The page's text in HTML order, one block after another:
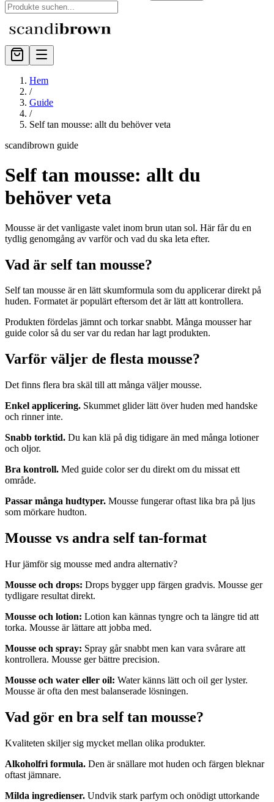
Hem
/
Guide
/
Self tan mousse: allt du behöver veta
scandibrown guide
Self tan mousse: allt du
behöver veta
Mousse är det vanligaste valet inom brun utan sol. Här får du en
tydlig genomgång av varför och vad du ska leta efter.
Vad är self tan mousse?
Self tan mousse är en lätt skumformula som du applicerar direkt på
huden. Formatet är populärt eftersom det är lätt att kontrollera.
Produkten fördelas jämnt och torkar snabbt. Många mousser har
guide color så du ser var du redan har lagt produkten.
Varför väljer de flesta mousse?
Det finns flera bra skäl till att många väljer mousse.
Enkel applicering. Skummet glider lätt över huden med handske
och rinner inte.
Snabb torktid. Du kan klä på dig tidigare än med många lotioner
och oljor.
Bra kontroll. Med guide color ser du direkt om du missat ett
område.
Passar många hudtyper. Mousse fungerar oftast lika bra på ljus
som mörkare hudton.
Mousse vs andra self tan-format
Hur jämför sig mousse med andra alternativ?
Mousse och drops: Drops bygger upp färgen gradvis. Mousse ger
tydligare resultat direkt.
Mousse och lotion: Lotion kan kännas tyngre och ta längre tid att
torka. Mousse är lättare att jobba med.
Mousse och spray: Spray går snabbt men kan vara svårare att
kontrollera. Mousse ger bättre precision.
Mousse och water eller oil: Water känns lätt och oil ger lyster.
Mousse är ofta den mest balanserade lösningen.
Vad gör en bra self tan mousse?
Kvaliteten skiljer sig mycket mellan olika produkter.
Alkoholfri formula. Den är snällare mot huden och färgen bleknar
oftast jämnare.
Milda ingredienser. Undvik stark parfym och onödigt uttorkande